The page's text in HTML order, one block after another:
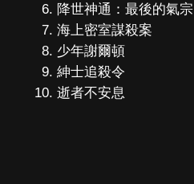
降世神通：最後的氣宗
海上密室謀殺案
少年謝爾頓
紳士追殺令
逝者不安息